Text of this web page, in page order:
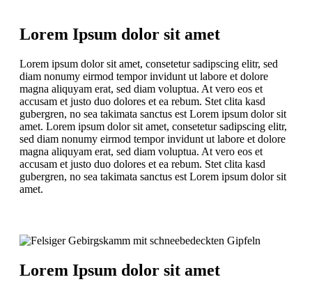
Lorem Ipsum dolor sit amet
Lorem ipsum dolor sit amet, consetetur sadipscing elitr, sed
diam nonumy eirmod tempor invidunt ut labore et dolore
magna aliquyam erat, sed diam voluptua. At vero eos et
accusam et justo duo dolores et ea rebum. Stet clita kasd
gubergren, no sea takimata sanctus est Lorem ipsum dolor sit
amet. Lorem ipsum dolor sit amet, consetetur sadipscing elitr,
sed diam nonumy eirmod tempor invidunt ut labore et dolore
magna aliquyam erat, sed diam voluptua. At vero eos et
accusam et justo duo dolores et ea rebum. Stet clita kasd
gubergren, no sea takimata sanctus est Lorem ipsum dolor sit
amet.
Lorem Ipsum dolor sit amet